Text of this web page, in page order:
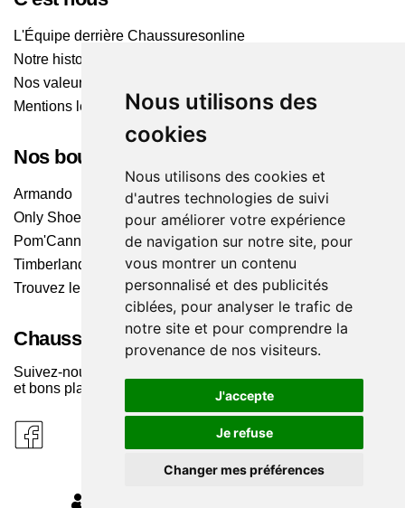
Nous utilisons des
cookies
Nous utilisons des cookies et
d'autres technologies de suivi
pour améliorer votre expérience
de navigation sur notre site, pour
vous montrer un contenu
personnalisé et des publicités
ciblées, pour analyser le trafic de
notre site et pour comprendre la
provenance de nos visiteurs.
J'accepte
Je refuse
Changer mes préférences
L'Équipe derrière Chaussuresonline
Notre histoire
Nos valeurs
Mentions légales
Nos boutiques
Armando
Only Shoes
Pom'Cannelle
Timberland
Trouvez le magasin le plus proche
Chaussuresonline sur les Médias sociaux
Suivez-nous sur les réseaux pour les dernières tendances
et bons plans !